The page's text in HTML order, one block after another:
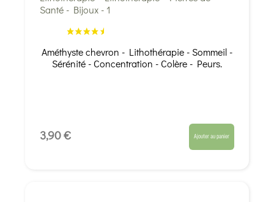
Améthyste chevron - Lithothérapie - Sommeil -
Sérénité - Concentration - Colère - Peurs.
3,90 € Ajouter au panier